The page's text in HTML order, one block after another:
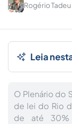
Rogério
Leia
O Plenário do
de lei do Rio
de até 30%